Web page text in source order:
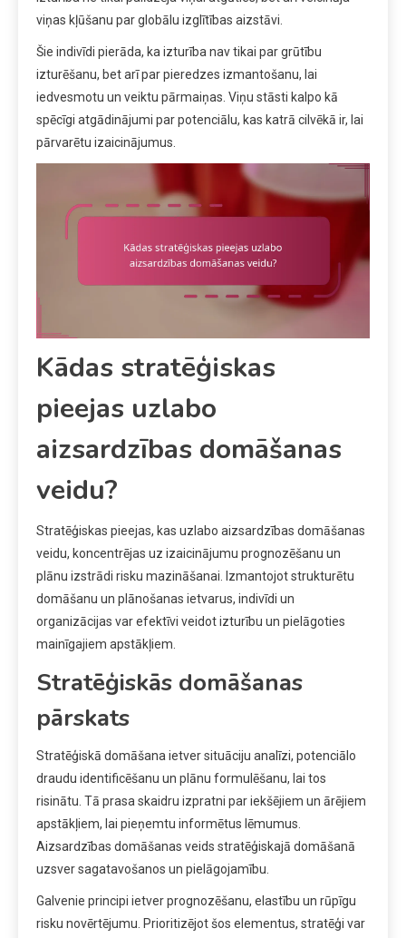
viņas kļūšanu par globālu izglītības aizstāvi.
Šie indivīdi pierāda, ka izturība nav tikai par grūtību
izturēšanu, bet arī par pieredzes izmantošanu, lai
iedvesmotu un veiktu pārmaiņas. Viņu stāsti kalpo kā
spēcīgi atgādinājumi par potenciālu, kas katrā cilvēkā ir, lai
pārvarētu izaicinājumus.
Kādas stratēģiskas
pieejas uzlabo
aizsardzības domāšanas
veidu?
Stratēģiskas pieejas, kas uzlabo aizsardzības domāšanas
veidu, koncentrējas uz izaicinājumu prognozēšanu un
plānu izstrādi risku mazināšanai. Izmantojot strukturētu
domāšanu un plānošanas ietvarus, indivīdi un
organizācijas var efektīvi veidot izturību un pielāgoties
mainīgajiem apstākļiem.
Stratēģiskās domāšanas
pārskats
Stratēģiskā domāšana ietver situāciju analīzi, potenciālo
draudu identificēšanu un plānu formulēšanu, lai tos
risinātu. Tā prasa skaidru izpratni par iekšējiem un ārējiem
apstākļiem, lai pieņemtu informētus lēmumus.
Aizsardzības domāšanas veids stratēģiskajā domāšanā
uzsver sagatavošanos un pielāgojamību.
Galvenie principi ietver prognozēšanu, elastību un rūpīgu
risku novērtējumu. Prioritizējot šos elementus, stratēģi var